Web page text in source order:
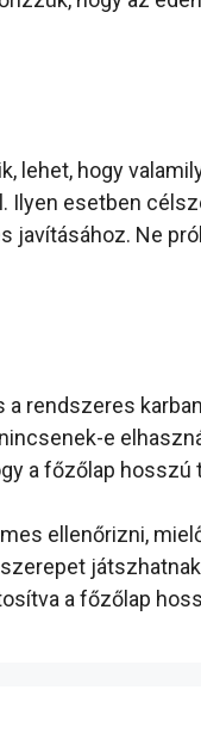
hogy
esetben
Ne
rendszeres
e
a főzőlap
ellenőrizni,
a főzőlap